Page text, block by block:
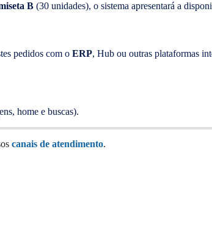
B (30 unidades), o sistema apresentará a
pedidos com o ERP, Hub ou outras plataformas
home e buscas).
canais de atendimento.